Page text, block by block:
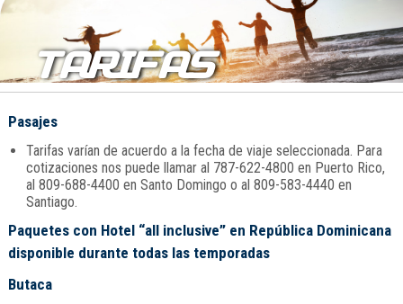
TARIFAS
Pasajes
Tarifas varían de acuerdo a la fecha de viaje seleccionada. Para
cotizaciones nos puede llamar al 787-622-4800 en Puerto Rico,
al 809-688-4400 en Santo Domingo o al 809-583-4440 en
Santiago.
Paquetes con Hotel “all inclusive” en República Dominicana
disponible durante todas las temporadas
Butaca